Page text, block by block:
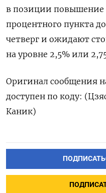
в ‌позиции повышение
процентного пункта
четверг и ожидают
на уровне 2,5% или
Оригинал сообщения
доступен ‌по коду:
Каник)